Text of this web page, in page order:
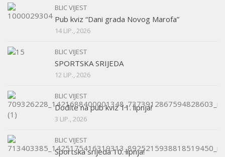
BLIC VIJEST
Pub kviz “Dani grada Novog Marofa”
14 LIP., 2026
BLIC VIJEST
SPORTSKA SRIJEDA
12 LIP., 2026
BLIC VIJEST
Dođite na pub kviz 11. lipnja!
3 LIP., 2026
BLIC VIJEST
Sportska srijeda 10. lipnja!